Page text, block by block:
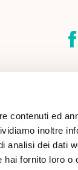
contenuti ed
inoltre
analisi dei dati
fornito loro